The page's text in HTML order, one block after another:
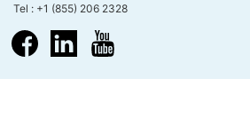
Tel : +1 (855) 206 2328